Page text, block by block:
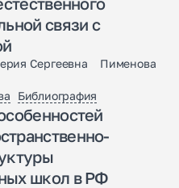
связи с
Сергеевна Пименова
Библиография
школ в РФ